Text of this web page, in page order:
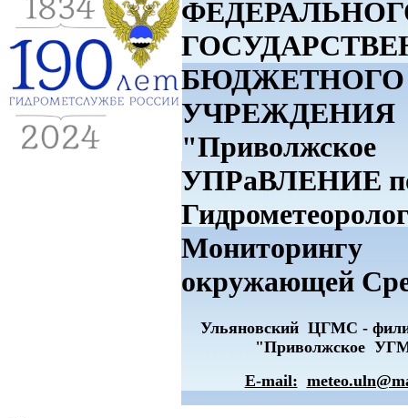
БЮДЖЕТНОГО
УЧРЕЖДЕНИЯ
"Приволжское
УПРаВЛЕНИЕ
Мониторингу
окружающей
Ульяновский ЦГМС -
"Приволжское
E-mail: